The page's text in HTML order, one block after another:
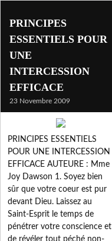
PRINCIPES
ESSENTIELS POUR
UNE
INTERCESSION
EFFICACE
23 Novembre 2009
PRINCIPES ESSENTIELS
POUR UNE INTERCESSION
EFFICACE AUTEURE : Mme
Joy Dawson 1. Soyez bien
sûr que votre coeur est pur
devant Dieu. Laissez au
Saint-Esprit le temps de
pénétrer votre conscience et
de révéler tout péché non-